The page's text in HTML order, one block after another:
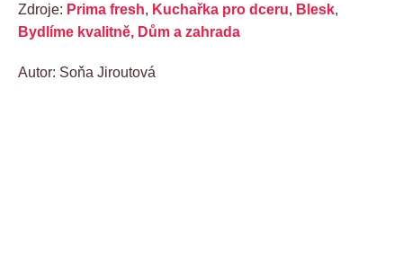
Zdroje: Prima fresh, Kuchařka pro dceru, Blesk,
Bydlíme kvalitně, Dům a zahrada
Autor: Soňa Jiroutová